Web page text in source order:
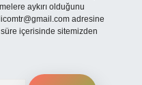
aykırı olduğunu
adresine
içerisinde sitemizden